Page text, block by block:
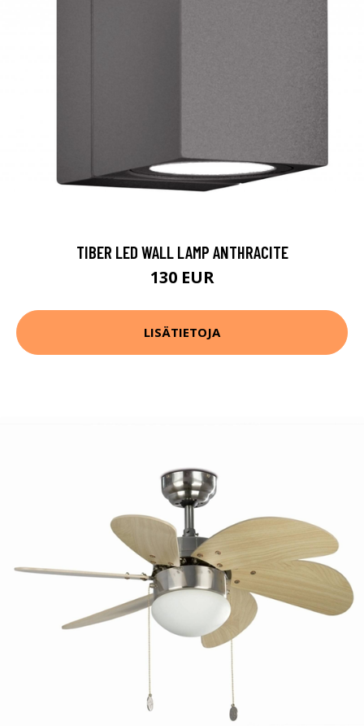
TIBER LED WALL LAMP ANTHRACITE
130 EUR
LISÄTIETOJA